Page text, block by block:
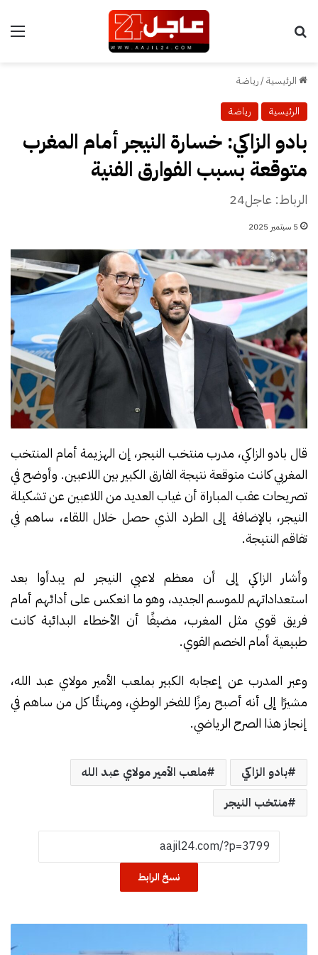
الرئيسية/رياضة
الرئيسية رياضة
بادو الزاكي: خسارة النيجر أمام المغرب
متوقعة بسبب الفوارق الفنية
الرباط: عاجل24
5 سبتمبر 2025
قال بادو الزاكي، مدرب منتخب النيجر، إن الهزيمة أمام المنتخب
المغربي كانت متوقعة نتيجة الفارق الكبير بين اللاعبين. وأوضح في
تصريحات عقب المباراة أن غياب العديد من اللاعبين عن تشكيلة
النيجر، بالإضافة إلى الطرد الذي حصل خلال اللقاء، ساهم في
تفاقم النتيجة.
وأشار الزاكي إلى أن معظم لاعبي النيجر لم يبدأوا بعد
استعداداتهم للموسم الجديد، وهو ما انعكس على أدائهم أمام
فريق قوي مثل المغرب، مضيفًا أن الأخطاء البدائية كانت
طبيعية أمام الخصم القوي.
وعبر المدرب عن إعجابه الكبير بملعب الأمير مولاي عبد الله،
مشيرًا إلى أنه أصبح رمزًا للفخر الوطني، ومهنئًا كل من ساهم في
إنجاز هذا الصرح الرياضي.
بادو الزاكي
ملعب الأمير مولاي عبد الله
منتخب النيجر
نسخ الرابط